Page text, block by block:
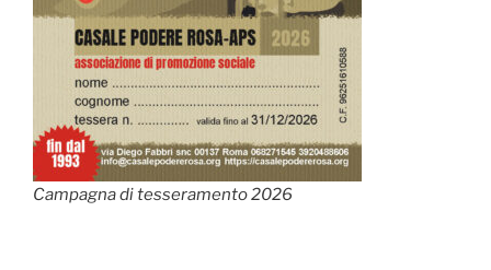
Campagna di tesseramento 2026